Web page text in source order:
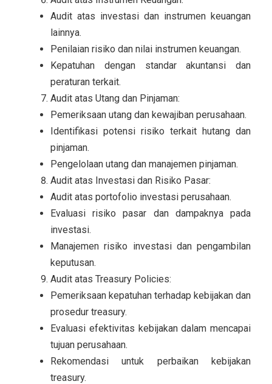
Audit atas investasi dan instrumen keuangan
lainnya.
Penilaian risiko dan nilai instrumen keuangan.
Kepatuhan dengan standar akuntansi dan
peraturan terkait.
Audit atas Utang dan Pinjaman:
Pemeriksaan utang dan kewajiban perusahaan.
Identifikasi potensi risiko terkait hutang dan
pinjaman.
Pengelolaan utang dan manajemen pinjaman.
Audit atas Investasi dan Risiko Pasar:
Audit atas portofolio investasi perusahaan.
Evaluasi risiko pasar dan dampaknya pada
investasi.
Manajemen risiko investasi dan pengambilan
keputusan.
Audit atas Treasury Policies:
Pemeriksaan kepatuhan terhadap kebijakan dan
prosedur treasury.
Evaluasi efektivitas kebijakan dalam mencapai
tujuan perusahaan.
Rekomendasi untuk perbaikan kebijakan
treasury.